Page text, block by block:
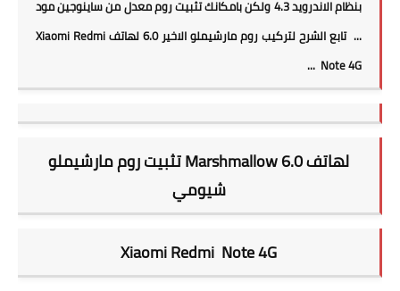
بنظام الاندرويد 4.3 ولكن بامكانك تثبيت روم معدل من ساينوجين مود
... تابع الشرح لتركيب روم مارشيملو الاخير 6.0 لهاتف Xiaomi Redmi
Note 4G ...
تثبيت روم مارشيملو Marshmallow 6.0 لهاتف
شيومي
Xiaomi Redmi Note 4G